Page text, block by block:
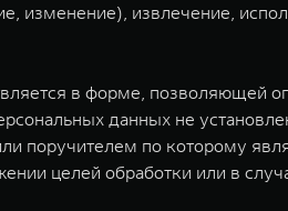
изменение), извлечение,
в форме, позволяющей
данных не
поручителем по которому
целей обработки или в